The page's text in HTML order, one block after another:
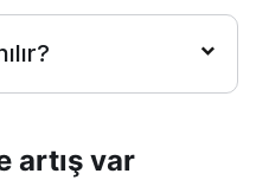
artış var